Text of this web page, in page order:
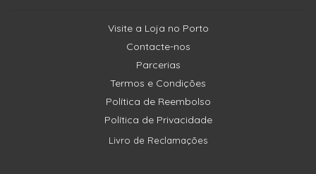
Visite a Loja no Porto
Contacte-nos
Parcerias
Termos e Condições
Política de Reembolso
Política de Privacidade
Livro de Reclamações